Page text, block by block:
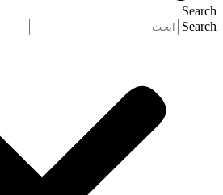
Search
Search